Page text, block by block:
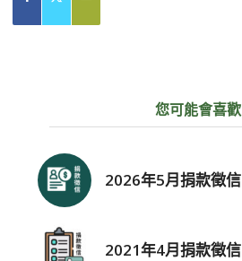
您可能會喜歡
2026年5月捐款徵信
2021年4月捐款徵信